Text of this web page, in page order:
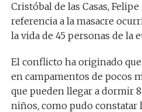
Cristóbal de las Casas,
referencia a la masacre
la vida de 45 personas de la
El conflicto ha originado
en campamentos de pocos
que pueden llegar a dormir
niños, como pudo constatar